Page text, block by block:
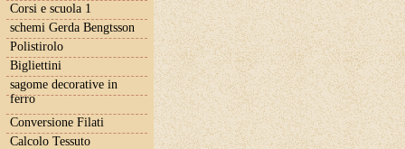
Corsi e scuola 1
schemi Gerda Bengtsson
Polistirolo
Bigliettini
sagome decorative in
ferro
Conversione Filati
Calcolo Tessuto